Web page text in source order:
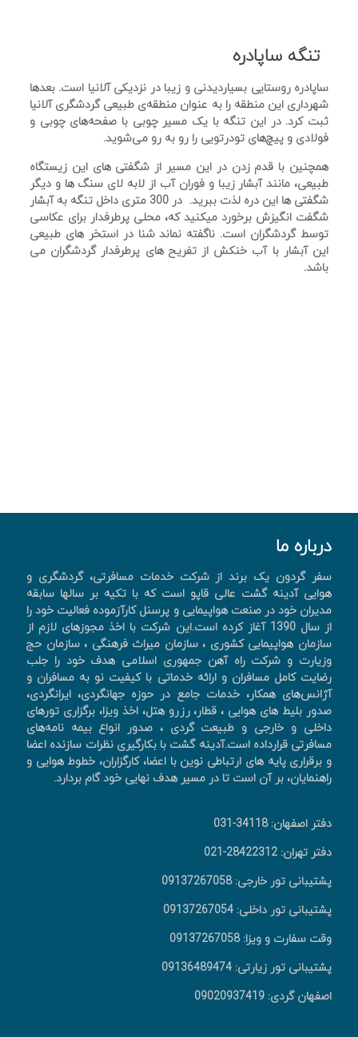
تنگه ساپادره
ساپادره روستایی بسیاردیدنی و زیبا در نزدیکی آلانیا است. بعدها
شهرداری این منطقه را به عنوان منطقه‌ی طبیعی گردشگری آلانیا
ثبت کرد. در این تنگه با یک مسیر چوبی با صفحه‌های چوبی و
فولادی و پیچ‌های تودرتویی را رو به رو می‌شوید.
همچنین با قدم زدن در این مسیر از شگفتی های این زیستگاه
طبیعی، مانند آبشار زیبا و فوران آب از لابه لای سنگ ها و دیگر
شگفتی ها این دره لذت ببرید. در 300 متری داخل تنگه به آبشار
شگفت انگیزش برخورد میکنید که، محلی پرطرفدار برای عکاسی
توسط گردشگران است. ناگفته نماند شنا در استخر های طبیعی
این آبشار با آب خنکش از تفریح های پرطرفدار گردشگران می
باشد.
درباره ما
سفر گردون یک برند از شرکت خدمات مسافرتی، گردشگری و
هوایی آدینه گشت عالی قاپو است که با تکیه بر سالها سابقه
مدیران خود در صنعت هواپیمایی و پرسنل کارآزموده فعالیت خود را
از سال 1390 آغاز کرده است.این شرکت با اخذ مجوزهای لازم از
سازمان هواپیمایی کشوری ، سازمان میراث فرهنگی ، سازمان حج
وزیارت و شرکت راه آهن جمهوری اسلامی هدف خود را جلب
رضایت کامل مسافران و ارائه خدماتی با کیفیت نو به مسافران و
آژانس‌های همکار، خدمات جامع در حوزه جهانگردی، ايرانگردی،
صدور بليط های هوايی ، قطار، رزرو هتل، اخذ ويزا، برگزاری تورهای
داخلی و خارجی و طبیعت گردی ، صدور انواع بیمه نامه‌های
مسافرتی قرارداده است.آدینه گشت با بکارگیری نظرات سازنده اعضا
و برقراری پایه های ارتباطی نوین با اعضا، کارگزاران، خطوط هوایی و
راهنمایان، بر آن است تا در مسیر هدف نهایی خود گام بردارد.
دفتر اصفهان: 34118-031
دفتر تهران: 28422312-021
پشتیبانی تور خارجی: 09137267058
پشتیبانی تور داخلی: 09137267054
وقت سفارت و ویزا: 09137267058
پشتیبانی تور زیارتی: 09136489474
اصفهان گردی: 09020937419